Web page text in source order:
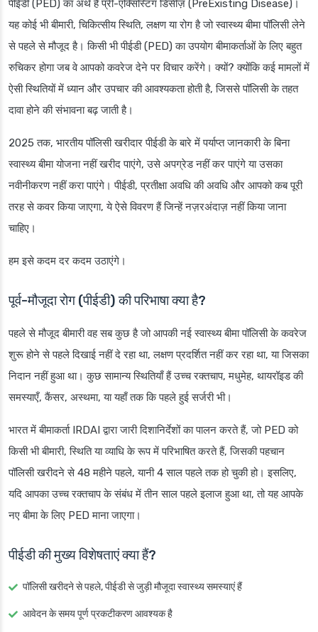
पीईडी (PED) का अर्थ है प्री-एक्सिस्टिंग डिसीज़ (PreExisting Disease)।
यह कोई भी बीमारी, चिकित्सीय स्थिति, लक्षण या रोग है जो स्वास्थ्य बीमा पॉलिसी लेने
से पहले से मौजूद है। किसी भी पीईडी (PED) का उपयोग बीमाकर्ताओं के लिए बहुत
रुचिकर होगा जब वे आपको कवरेज देने पर विचार करेंगे। क्यों? क्योंकि कई मामलों में
ऐसी स्थितियों में ध्यान और उपचार की आवश्यकता होती है, जिससे पॉलिसी के तहत
दावा होने की संभावना बढ़ जाती है।
2025 तक, भारतीय पॉलिसी खरीदार पीईडी के बारे में पर्याप्त जानकारी के बिना
स्वास्थ्य बीमा योजना नहीं खरीद पाएंगे, उसे अपग्रेड नहीं कर पाएंगे या उसका
नवीनीकरण नहीं करा पाएंगे। पीईडी, प्रतीक्षा अवधि की अवधि और आपको कब पूरी
तरह से कवर किया जाएगा, ये ऐसे विवरण हैं जिन्हें नज़रअंदाज़ नहीं किया जाना
चाहिए।
हम इसे कदम दर कदम उठाएंगे।
पूर्व-मौजूदा रोग (पीईडी) की परिभाषा क्या है?
पहले से मौजूद बीमारी वह सब कुछ है जो आपकी नई स्वास्थ्य बीमा पॉलिसी के कवरेज
शुरू होने से पहले दिखाई नहीं दे रहा था, लक्षण प्रदर्शित नहीं कर रहा था, या जिसका
निदान नहीं हुआ था। कुछ सामान्य स्थितियाँ हैं उच्च रक्तचाप, मधुमेह, थायरॉइड की
समस्याएँ, कैंसर, अस्थमा, या यहाँ तक कि पहले हुई सर्जरी भी।
भारत में बीमाकर्ता IRDAI द्वारा जारी दिशानिर्देशों का पालन करते हैं, जो PED को
किसी भी बीमारी, स्थिति या व्याधि के रूप में परिभाषित करते हैं, जिसकी पहचान
पॉलिसी खरीदने से 48 महीने पहले, यानी 4 साल पहले तक हो चुकी हो। इसलिए,
यदि आपका उच्च रक्तचाप के संबंध में तीन साल पहले इलाज हुआ था, तो यह आपके
नए बीमा के लिए PED माना जाएगा।
पीईडी की मुख्य विशेषताएं क्या हैं?
पॉलिसी खरीदने से पहले, पीईडी से जुड़ी मौजूदा स्वास्थ्य समस्याएं हैं
आवेदन के समय पूर्ण प्रकटीकरण आवश्यक है